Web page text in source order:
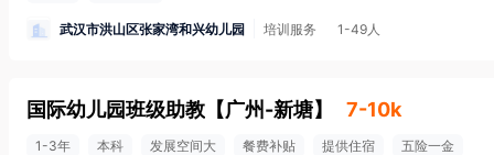
武汉市洪山区张家湾和兴幼儿园 培训服务 1-49人
国际幼儿园班级助教 【广州-新塘】 7-10k
1-3年 本科 发展空间大 餐费补贴 提供住宿 五险一金